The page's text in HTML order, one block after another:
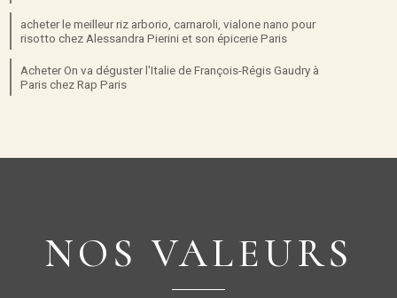
acheter le meilleur riz arborio, carnaroli, vialone nano pour
risotto chez Alessandra Pierini et son épicerie Paris
Acheter On va déguster l'Italie de François-Régis Gaudry à
Paris chez Rap Paris
NOS VALEURS